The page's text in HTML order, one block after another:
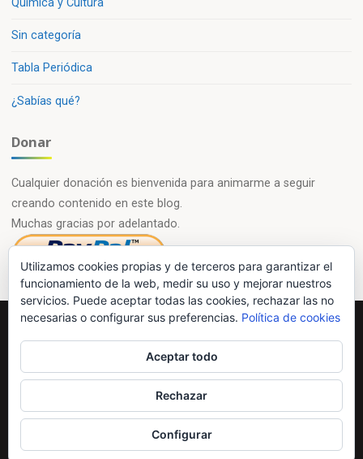
Sin categoría
Tabla Periódica
¿Sabías qué?
Donar
Cualquier donación es bienvenida para animarme a seguir
creando contenido en este blog.
Muchas gracias por adelantado.
©2026 Química en casa.com
Utilizamos cookies propias y de terceros para garantizar el
funcionamiento de la web, medir su uso y mejorar nuestros
servicios. Puede aceptar todas las cookies, rechazar las no
necesarias o configurar sus preferencias. Política de cookies
Aceptar todo
Rechazar
Configurar